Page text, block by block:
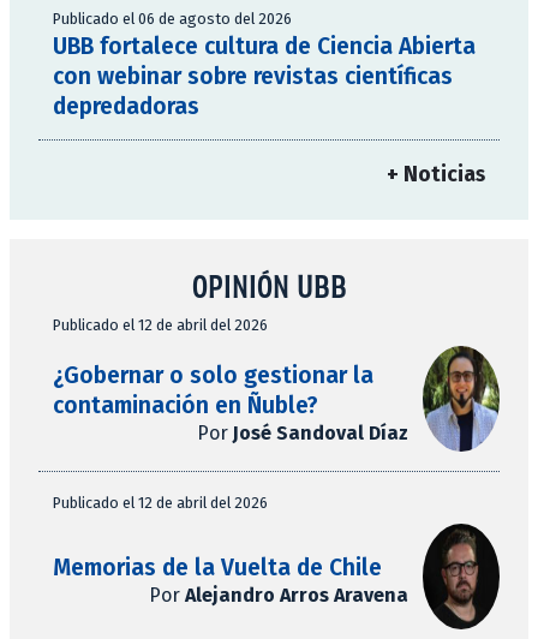
Publicado el 06 de agosto del 2026
UBB fortalece cultura de Ciencia Abierta
con webinar sobre revistas científicas
depredadoras
+ Noticias
OPINIÓN UBB
Publicado el 12 de abril del 2026
¿Gobernar o solo gestionar la
contaminación en Ñuble?
Por José Sandoval Díaz
Publicado el 12 de abril del 2026
Memorias de la Vuelta de Chile
Por Alejandro Arros Aravena